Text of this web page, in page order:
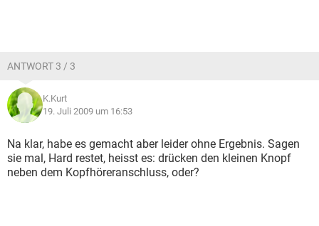
ANTWORT 3 / 3
K.Kurt
19. Juli 2009 um 16:53
Na klar, habe es gemacht aber leider ohne Ergebnis. Sagen
sie mal, Hard restet, heisst es: drücken den kleinen Knopf
neben dem Kopfhöreranschluss, oder?